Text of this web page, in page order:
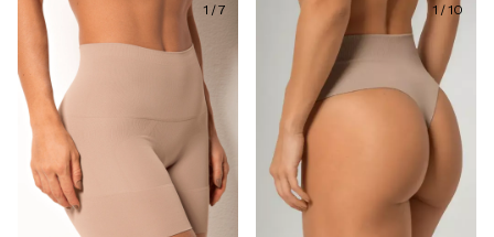
1 /7 1 /10